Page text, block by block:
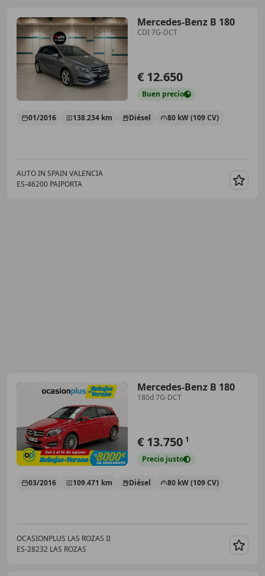
Mercedes-Benz B 180
CDI 7G-DCT
€ 12.650
Buen precio
01/2016 138.234 km Diésel 80 kW (109 CV)
AUTO IN SPAIN VALENCIA
ES-46200 PAIPORTA
Mercedes-Benz B 180
180d 7G-DCT
€ 13.750 1
Precio justo
03/2016 109.471 km Diésel 80 kW (109 CV)
OCASIONPLUS LAS ROZAS II
ES-28232 LAS ROZAS